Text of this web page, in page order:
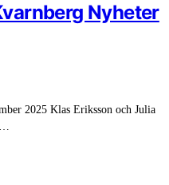
Nyheter
2025 Klas Eriksson och Julia